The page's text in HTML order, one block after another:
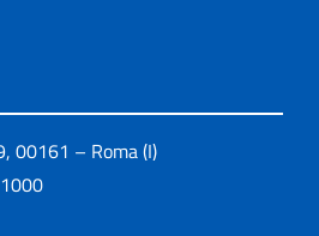
00161 – Roma (I)